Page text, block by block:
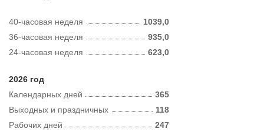
40-часовая неделя
1039,0
36-часовая неделя
935,0
24-часовая неделя
623,0
2026 год
Календарных дней
365
Рабочих дней 247
Выходных и праздничных 118